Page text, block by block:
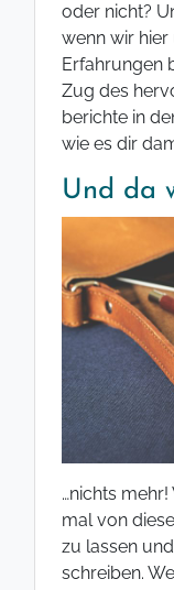
oder nicht?
wenn wir
Erfahrungen
Zug des
berichte in
wie es dir
Und da
…nichts
mal von
zu lassen
schreiben.